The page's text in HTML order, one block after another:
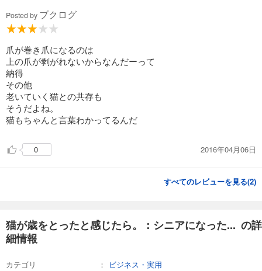
Posted by ブクログ
爪が巻き爪になるのは
上の爪が剥がれないからなんだーって
納得
その他
老いていく猫との共存も
そうだよね。
猫もちゃんと言葉わかってるんだ
0 2016年04月06日
すべてのレビューを見る(2)
猫が歳をとったと感じたら。：シニアになった... の詳
細情報
カテゴリ
ビジネス・実用